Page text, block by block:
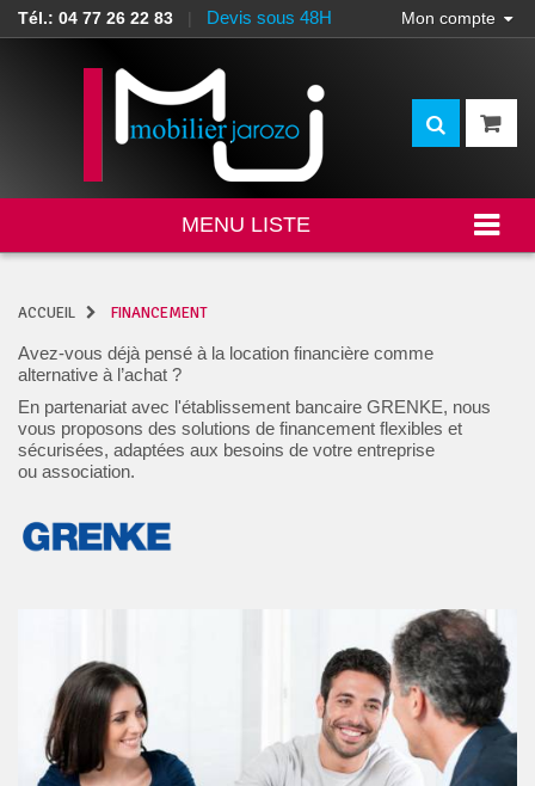
Tél.: 04 77 26 22 83 | Devis sous 48H Mon compte
MENU LISTE
ACCUEIL FINANCEMENT
Avez-vous déjà pensé à la location financière comme
alternative à l’achat ?
En partenariat avec l'établissement bancaire GRENKE, nous
vous proposons des solutions de financement flexibles et
sécurisées, adaptées aux besoins de votre entreprise
ou association.